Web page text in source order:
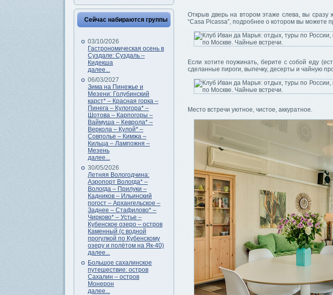
Сейчас набираются группы
03/10/2026
Гастрономическая осень в
Суздале: Суздаль –
Кидекша
далее...
06/03/2027
Зима на Пинежье и
Мезени: Голубинский
карст* – Красная горка –
Пинега – Кулогора* –
Шотова – Карпогоры –
Ваймуша – Кеврола* –
Веркола – Кулой* –
Совполье – Кимжа –
Кильца – Лампожня –
Мезень
далее...
30/05/2026
Летняя Вологодчина:
Аэропорт Вологда* –
Вологда – Прилуки –
Кадников – Ильинский
погост – Архангельское –
Заднее – Стафилово* –
Чирково* – Устье –
Кубенское озеро – остров
Каменный (с водной
прогулкой по Кубенскому
озеру и полётом на Як-40)
далее...
Большое сахалинское
путешествие: остров
Сахалин – остров
Монерон
далее...
Открыв дверь на втором этаже слева, вы сразу
“Casa Picassa”, подробнее о котором вы можете
Если хотите поужинать, берите с собой еду
сделанные пироги, выпечку, десерты и чайную
Место встречи уютное, чистое, аккуратное.